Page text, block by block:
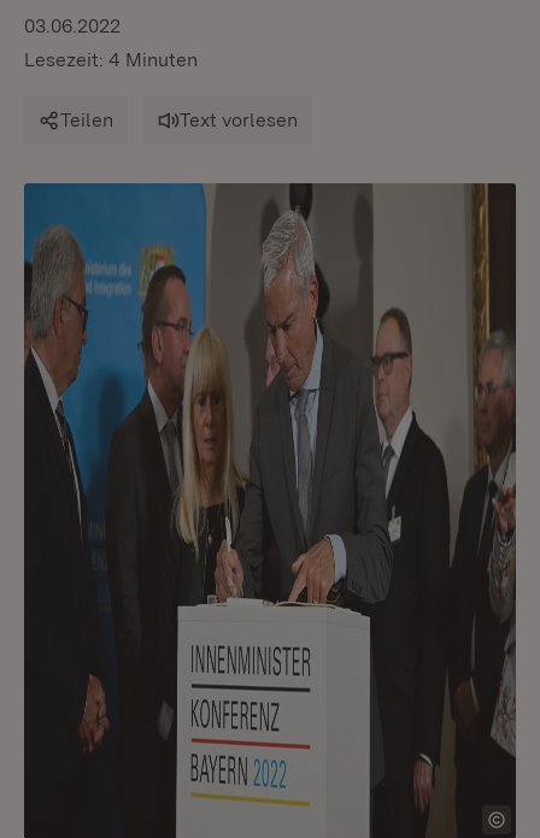
03.06.2022
Lesezeit: 4 Minuten
Teilen Text vorlesen